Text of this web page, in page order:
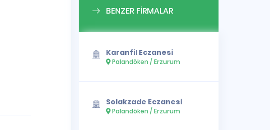
BENZER FİRMALAR
Karanfil Eczanesi
Palandöken / Erzurum
Solakzade Eczanesi
Palandöken / Erzurum